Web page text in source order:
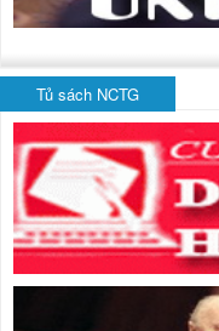
Tủ sách NCTG